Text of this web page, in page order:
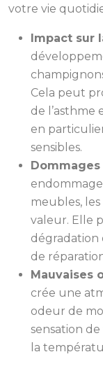
votre vie
Impact sur
Cela peut
de l’asthme
en
sensibles.
meubles,
valeur. Elle
dégradation
de
Mauvaises
crée une
odeur de
sensation
la